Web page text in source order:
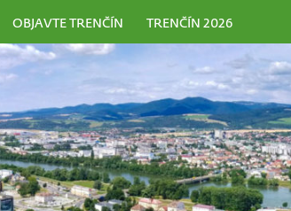
OBJAVTE TRENČÍN TRENČÍN 2026